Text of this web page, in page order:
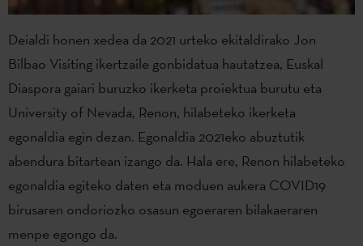
Deialdi honen xedea da 2021 urteko ekitaldirako Jon
Bilbao Visiting ikertzaile gonbidatua hautatzea, Euskal
Diaspora gaiari buruzko ikerketa proiektua burutu eta
University of Nevada, Renon, hilabeteko ikerketa
egonaldia egin dezan. Egonaldia 2021eko abuztutik
abendura bitartean izango da. Hala ere, Renon hilabeteko
egonaldia egiteko daten eta moduen aukera COVID19
birusaren ondoriozko osasun egoeraren bilakaeraren
menpe egongo da.